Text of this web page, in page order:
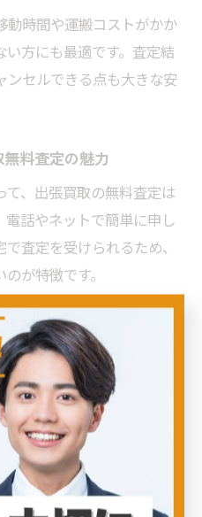
動時間や運搬コストがかか
方にも最適です。査定結
ンセルできる点も大きな安
料査定の魅力
、出張買取の無料査定は
話やネットで簡単に申し
査定を受けられるため、
が特徴です。
の場で完結するため、何度
ません。また、東京都葛飾
にも対応しており、平日
取対象品や対応可能な品目
要です。無料査定だから
るわけではないため、事
を伝えておくとスムーズで